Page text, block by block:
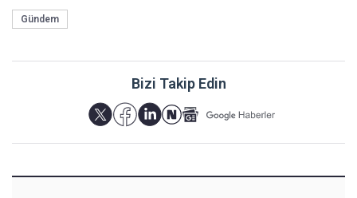
Gündem
Bizi Takip Edin